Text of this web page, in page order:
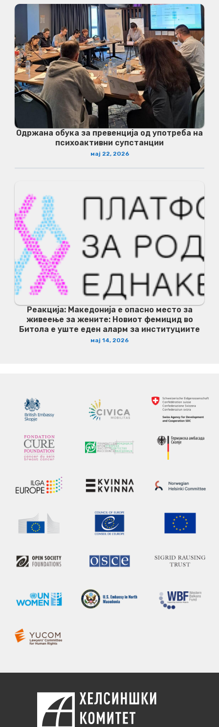
Одржана обука за превенција од употреба на
психоактивни супстанции
мај 22, 2026
Реакција: Македонија е опасно место за
живеење за жените: Новиот фемицид во
Битола е уште еден аларм за институциите
мај 14, 2026